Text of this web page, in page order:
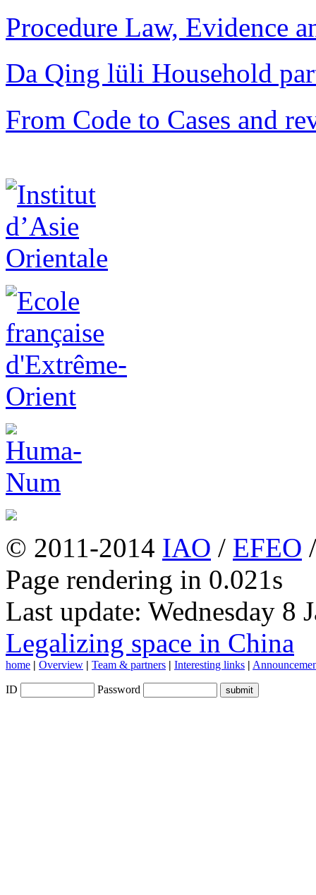
Procedure Law, Evidence
Da Qing lüli Household
From Code to Cases and
© 2011-2014 IAO / EFEO
Page rendering in 0.021s
Last update: Wednesday 8
Legalizing space in China
home | Overview | Team & partners | Interesting links |
ID Password